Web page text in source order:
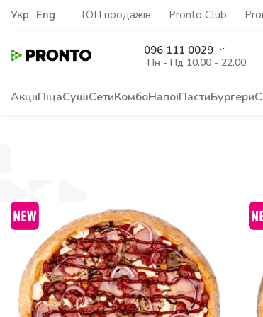
Укр Eng ТОП продажів Pronto Club
096 111 0029
Пн - Нд 10.00 - 22.00
АкціїПіцаСушіСетиКомбоНапоїПастиБургери